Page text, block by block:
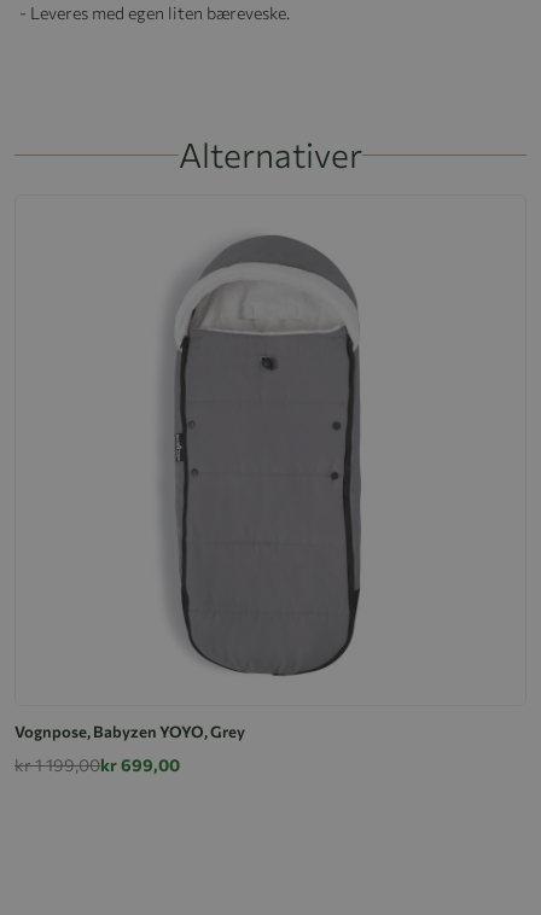
- Leveres med egen liten bæreveske.
Alternativer
Vognpose, Babyzen YOYO, Grey
kr 1 199,00kr 699,00